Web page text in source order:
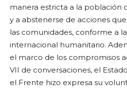
manera estricta a la población
y a abstenerse de acciones
las comunidades, conforme a
internacional humanitario.
el marco de los compromisos
VII de conversaciones, el
el Frente hizo expresa su